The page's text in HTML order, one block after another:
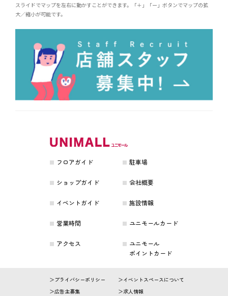
スライドでマップを左右に動かすことができます。「＋」「ー」ボタンでマップの拡
大／縮小が可能です。
フロアガイド
アクセス
ユニモールカード
ショップガイド
駐車場
ユニモール
ポイントカード
イベントガイド
会社概要
営業時間
施設情報
プライバシーポリシー
イベントスペースについて
広告主募集
求人情報